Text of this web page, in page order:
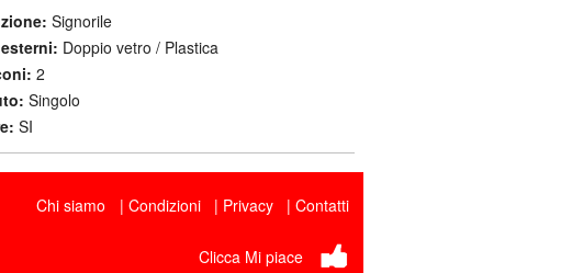
Signorile
Doppio vetro / Plastica
2
Singolo
SI
Chi siamo Condizioni Privacy Contatti
Clicca Mi piace